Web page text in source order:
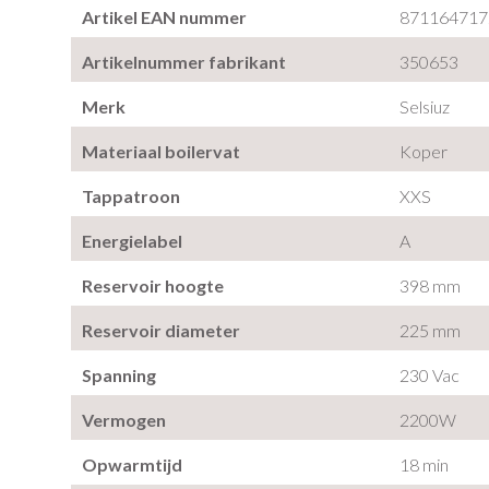
Artikel EAN nummer
Artikelnummer fabrikant 350653
Merk Selsiuz
Materiaal boilervat Koper
Tappatroon XXS
Energielabel A
Reservoir hoogte 398 mm
Reservoir diameter 225 mm
Spanning 230 Vac
Vermogen 2200W
Opwarmtijd 18 min